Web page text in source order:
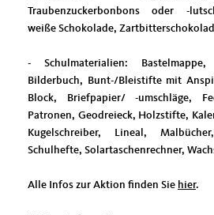
Traubenzuckerbonbons oder -
weiße Schokolade,
- Schulmaterialien:
Bilderbuch, Bunt-/Bleistifte mit
Block, Briefpapier/ -umschläge,
Patronen, Geodreieck, Holzstifte,
Kugelschreiber, Lineal,
Schulhefte, Solartaschenrechner,
Alle Infos zur Aktion finden Sie hier.